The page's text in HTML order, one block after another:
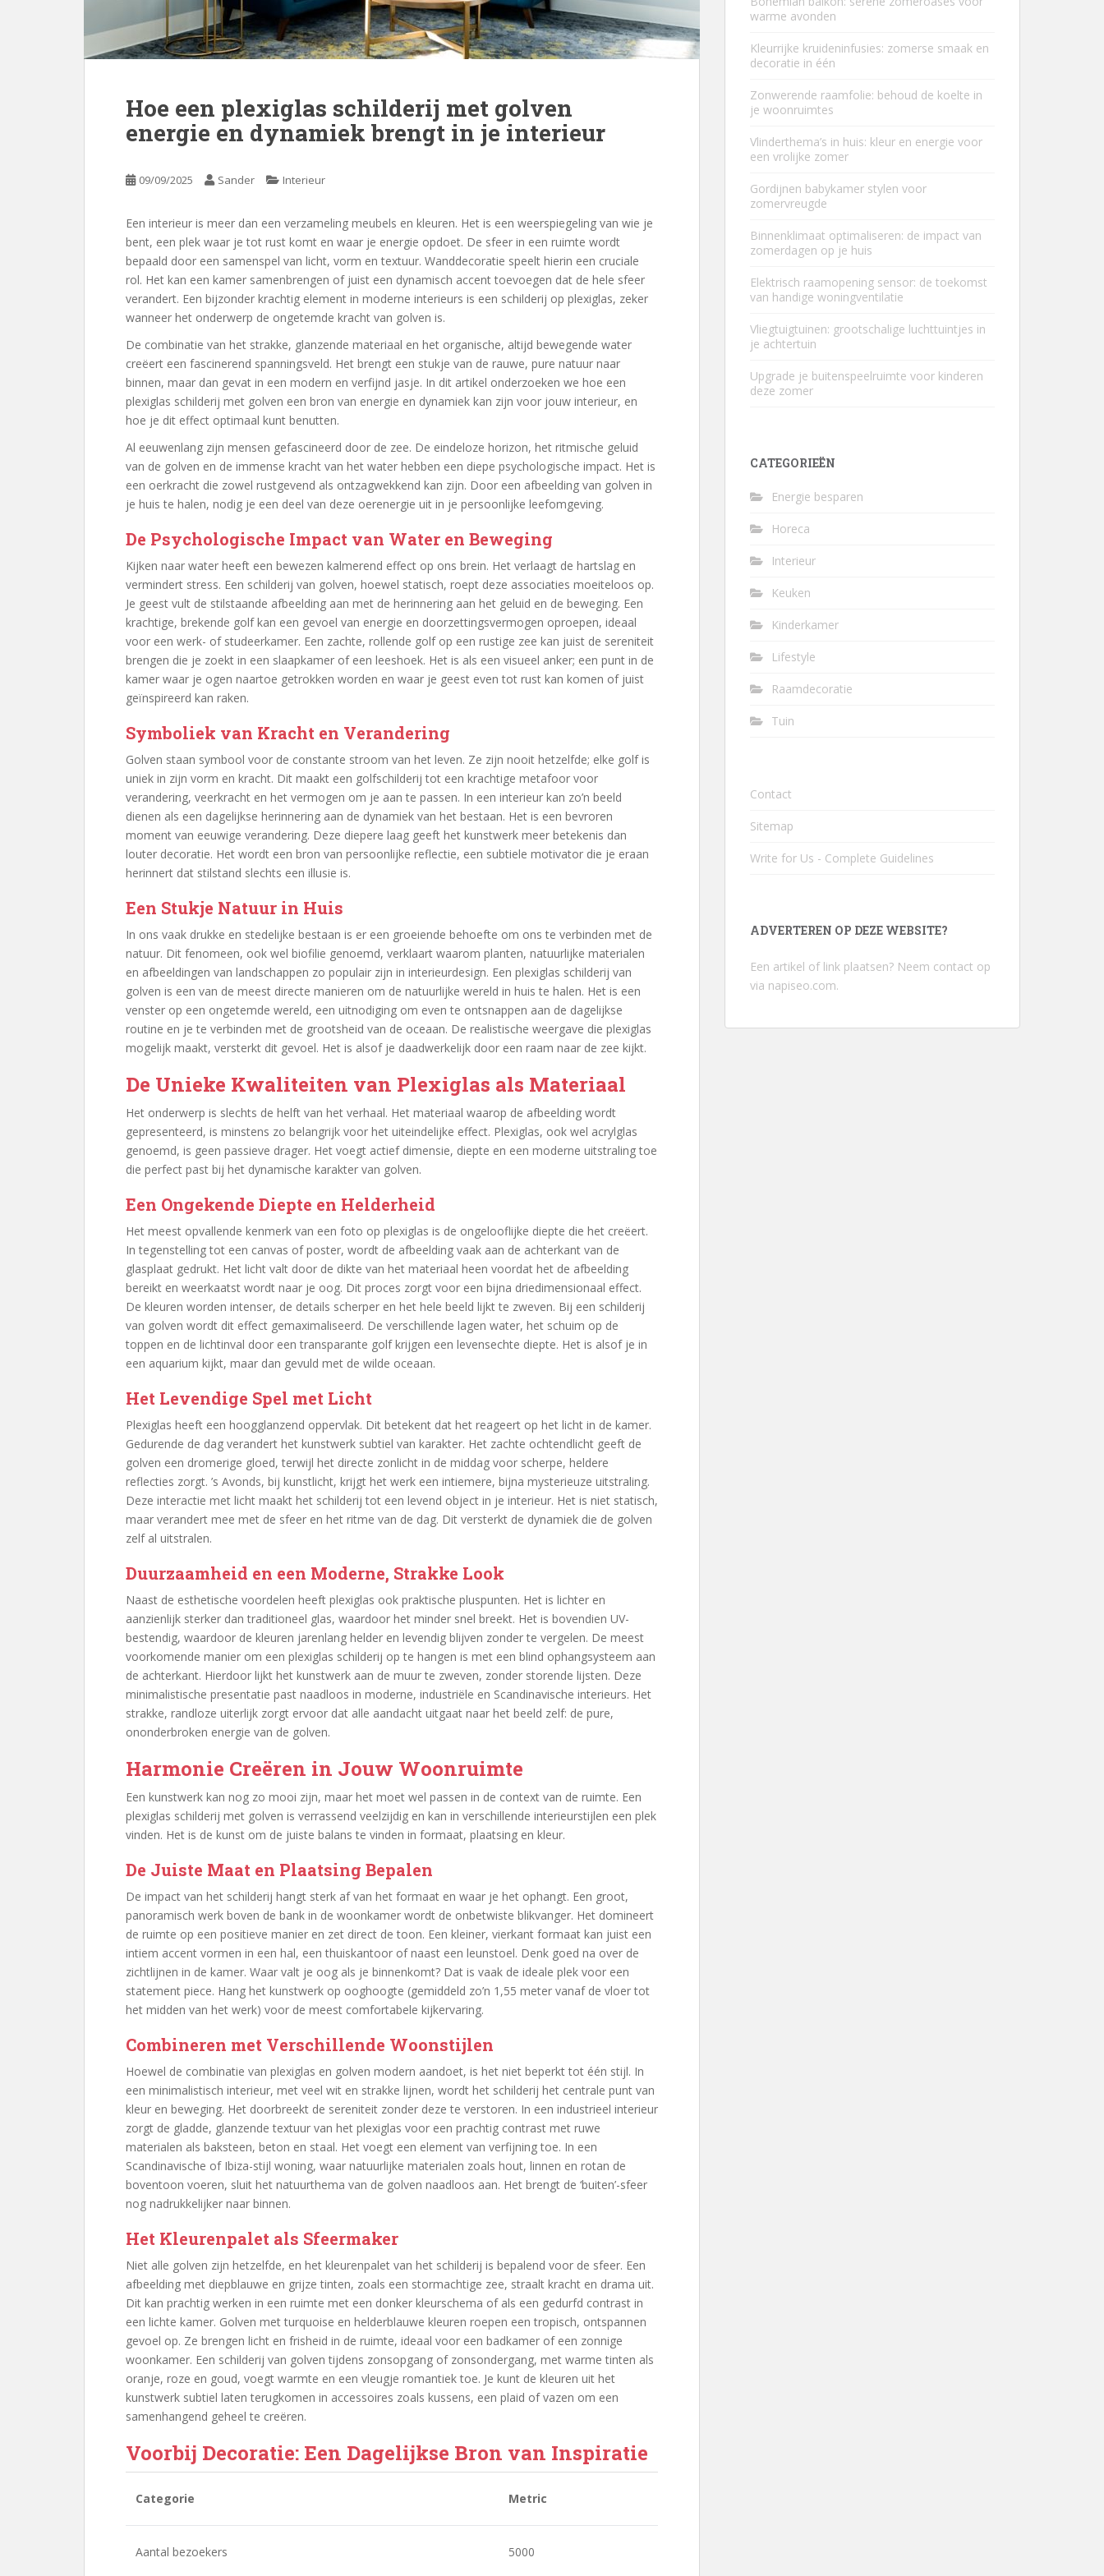
Hoe een plexiglas schilderij met golven
energie en dynamiek brengt in je interieur
09/09/2025 Sander Interieur
Een interieur is meer dan een verzameling meubels en kleuren. Het is een weerspiegeling van wie je
bent, een plek waar je tot rust komt en waar je energie opdoet. De sfeer in een ruimte wordt
bepaald door een samenspel van licht, vorm en textuur. Wanddecoratie speelt hierin een cruciale
rol. Het kan een kamer samenbrengen of juist een dynamisch accent toevoegen dat de hele sfeer
verandert. Een bijzonder krachtig element in moderne interieurs is een schilderij op plexiglas, zeker
wanneer het onderwerp de ongetemde kracht van golven is.
De combinatie van het strakke, glanzende materiaal en het organische, altijd bewegende water
creëert een fascinerend spanningsveld. Het brengt een stukje van de rauwe, pure natuur naar
binnen, maar dan gevat in een modern en verfijnd jasje. In dit artikel onderzoeken we hoe een
plexiglas schilderij met golven een bron van energie en dynamiek kan zijn voor jouw interieur, en
hoe je dit effect optimaal kunt benutten.
Al eeuwenlang zijn mensen gefascineerd door de zee. De eindeloze horizon, het ritmische geluid
van de golven en de immense kracht van het water hebben een diepe psychologische impact. Het is
een oerkracht die zowel rustgevend als ontzagwekkend kan zijn. Door een afbeelding van golven in
je huis te halen, nodig je een deel van deze oerenergie uit in je persoonlijke leefomgeving.
De Psychologische Impact van Water en Beweging
Kijken naar water heeft een bewezen kalmerend effect op ons brein. Het verlaagt de hartslag en
vermindert stress. Een schilderij van golven, hoewel statisch, roept deze associaties moeiteloos op.
Je geest vult de stilstaande afbeelding aan met de herinnering aan het geluid en de beweging. Een
krachtige, brekende golf kan een gevoel van energie en doorzettingsvermogen oproepen, ideaal
voor een werk- of studeerkamer. Een zachte, rollende golf op een rustige zee kan juist de sereniteit
brengen die je zoekt in een slaapkamer of een leeshoek. Het is als een visueel anker; een punt in de
kamer waar je ogen naartoe getrokken worden en waar je geest even tot rust kan komen of juist
geïnspireerd kan raken.
Symboliek van Kracht en Verandering
Golven staan symbool voor de constante stroom van het leven. Ze zijn nooit hetzelfde; elke golf is
uniek in zijn vorm en kracht. Dit maakt een golfschilderij tot een krachtige metafoor voor
verandering, veerkracht en het vermogen om je aan te passen. In een interieur kan zo’n beeld
dienen als een dagelijkse herinnering aan de dynamiek van het bestaan. Het is een bevroren
moment van eeuwige verandering. Deze diepere laag geeft het kunstwerk meer betekenis dan
louter decoratie. Het wordt een bron van persoonlijke reflectie, een subtiele motivator die je eraan
herinnert dat stilstand slechts een illusie is.
Een Stukje Natuur in Huis
In ons vaak drukke en stedelijke bestaan is er een groeiende behoefte om ons te verbinden met de
natuur. Dit fenomeen, ook wel biofilie genoemd, verklaart waarom planten, natuurlijke materialen
en afbeeldingen van landschappen zo populair zijn in interieurdesign. Een plexiglas schilderij van
golven is een van de meest directe manieren om de natuurlijke wereld in huis te halen. Het is een
venster op een ongetemde wereld, een uitnodiging om even te ontsnappen aan de dagelijkse
routine en je te verbinden met de grootsheid van de oceaan. De realistische weergave die plexiglas
mogelijk maakt, versterkt dit gevoel. Het is alsof je daadwerkelijk door een raam naar de zee kijkt.
De Unieke Kwaliteiten van Plexiglas als Materiaal
Het onderwerp is slechts de helft van het verhaal. Het materiaal waarop de afbeelding wordt
gepresenteerd, is minstens zo belangrijk voor het uiteindelijke effect. Plexiglas, ook wel acrylglas
genoemd, is geen passieve drager. Het voegt actief dimensie, diepte en een moderne uitstraling toe
die perfect past bij het dynamische karakter van golven.
Een Ongekende Diepte en Helderheid
Het meest opvallende kenmerk van een foto op plexiglas is de ongelooflijke diepte die het creëert.
In tegenstelling tot een canvas of poster, wordt de afbeelding vaak aan de achterkant van de
glasplaat gedrukt. Het licht valt door de dikte van het materiaal heen voordat het de afbeelding
bereikt en weerkaatst wordt naar je oog. Dit proces zorgt voor een bijna driedimensionaal effect.
De kleuren worden intenser, de details scherper en het hele beeld lijkt te zweven. Bij een schilderij
van golven wordt dit effect gemaximaliseerd. De verschillende lagen water, het schuim op de
toppen en de lichtinval door een transparante golf krijgen een levensechte diepte. Het is alsof je in
een aquarium kijkt, maar dan gevuld met de wilde oceaan.
Het Levendige Spel met Licht
Plexiglas heeft een hoogglanzend oppervlak. Dit betekent dat het reageert op het licht in de kamer.
Gedurende de dag verandert het kunstwerk subtiel van karakter. Het zachte ochtendlicht geeft de
golven een dromerige gloed, terwijl het directe zonlicht in de middag voor scherpe, heldere
reflecties zorgt. ’s Avonds, bij kunstlicht, krijgt het werk een intiemere, bijna mysterieuze uitstraling.
Deze interactie met licht maakt het schilderij tot een levend object in je interieur. Het is niet statisch,
maar verandert mee met de sfeer en het ritme van de dag. Dit versterkt de dynamiek die de golven
zelf al uitstralen.
Duurzaamheid en een Moderne, Strakke Look
Naast de esthetische voordelen heeft plexiglas ook praktische pluspunten. Het is lichter en
aanzienlijk sterker dan traditioneel glas, waardoor het minder snel breekt. Het is bovendien UV-
bestendig, waardoor de kleuren jarenlang helder en levendig blijven zonder te vergelen. De meest
voorkomende manier om een plexiglas schilderij op te hangen is met een blind ophangsysteem aan
de achterkant. Hierdoor lijkt het kunstwerk aan de muur te zweven, zonder storende lijsten. Deze
minimalistische presentatie past naadloos in moderne, industriële en Scandinavische interieurs. Het
strakke, randloze uiterlijk zorgt ervoor dat alle aandacht uitgaat naar het beeld zelf: de pure,
ononderbroken energie van de golven.
Harmonie Creëren in Jouw Woonruimte
Een kunstwerk kan nog zo mooi zijn, maar het moet wel passen in de context van de ruimte. Een
plexiglas schilderij met golven is verrassend veelzijdig en kan in verschillende interieurstijlen een plek
vinden. Het is de kunst om de juiste balans te vinden in formaat, plaatsing en kleur.
De Juiste Maat en Plaatsing Bepalen
De impact van het schilderij hangt sterk af van het formaat en waar je het ophangt. Een groot,
panoramisch werk boven de bank in de woonkamer wordt de onbetwiste blikvanger. Het domineert
de ruimte op een positieve manier en zet direct de toon. Een kleiner, vierkant formaat kan juist een
intiem accent vormen in een hal, een thuiskantoor of naast een leunstoel. Denk goed na over de
zichtlijnen in de kamer. Waar valt je oog als je binnenkomt? Dat is vaak de ideale plek voor een
statement piece. Hang het kunstwerk op ooghoogte (gemiddeld zo’n 1,55 meter vanaf de vloer tot
het midden van het werk) voor de meest comfortabele kijkervaring.
Combineren met Verschillende Woonstijlen
Hoewel de combinatie van plexiglas en golven modern aandoet, is het niet beperkt tot één stijl. In
een minimalistisch interieur, met veel wit en strakke lijnen, wordt het schilderij het centrale punt van
kleur en beweging. Het doorbreekt de sereniteit zonder deze te verstoren. In een industrieel interieur
zorgt de gladde, glanzende textuur van het plexiglas voor een prachtig contrast met ruwe
materialen als baksteen, beton en staal. Het voegt een element van verfijning toe. In een
Scandinavische of Ibiza-stijl woning, waar natuurlijke materialen zoals hout, linnen en rotan de
boventoon voeren, sluit het natuurthema van de golven naadloos aan. Het brengt de ‘buiten’-sfeer
nog nadrukkelijker naar binnen.
Het Kleurenpalet als Sfeermaker
Niet alle golven zijn hetzelfde, en het kleurenpalet van het schilderij is bepalend voor de sfeer. Een
afbeelding met diepblauwe en grijze tinten, zoals een stormachtige zee, straalt kracht en drama uit.
Dit kan prachtig werken in een ruimte met een donker kleurschema of als een gedurfd contrast in
een lichte kamer. Golven met turquoise en helderblauwe kleuren roepen een tropisch, ontspannen
gevoel op. Ze brengen licht en frisheid in de ruimte, ideaal voor een badkamer of een zonnige
woonkamer. Een schilderij van golven tijdens zonsopgang of zonsondergang, met warme tinten als
oranje, roze en goud, voegt warmte en een vleugje romantiek toe. Je kunt de kleuren uit het
kunstwerk subtiel laten terugkomen in accessoires zoals kussens, een plaid of vazen om een
samenhangend geheel te creëren.
Voorbij Decoratie: Een Dagelijkse Bron van Inspiratie
Categorie Metric
Aantal bezoekers 5000
warme avonden
Kleurrijke kruideninfusies: zomerse smaak en
decoratie in één
Zonwerende raamfolie: behoud de koelte in
je woonruimtes
Vlinderthema’s in huis: kleur en energie voor
een vrolijke zomer
Gordijnen babykamer stylen voor
zomervreugde
Binnenklimaat optimaliseren: de impact van
zomerdagen op je huis
Elektrisch raamopening sensor: de toekomst
van handige woningventilatie
Vliegtuigtuinen: grootschalige luchttuintjes in
je achtertuin
Upgrade je buitenspeelruimte voor kinderen
deze zomer
CATEGORIEËN
Energie besparen
Horeca
Interieur
Keuken
Kinderkamer
Lifestyle
Raamdecoratie
Tuin
Contact
Sitemap
Write for Us - Complete Guidelines
ADVERTEREN OP DEZE WEBSITE?
Een artikel of link plaatsen? Neem contact op
via napiseo.com.